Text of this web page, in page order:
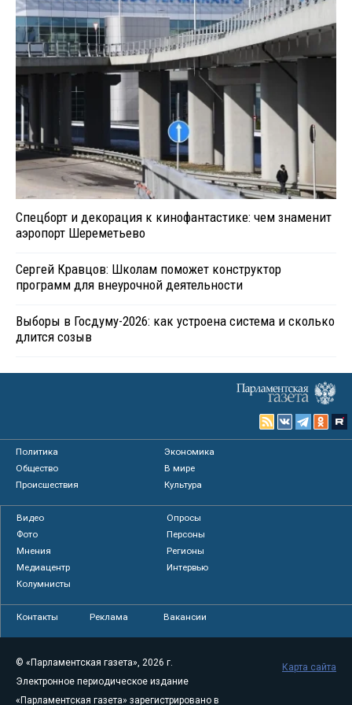
Спецборт и декорация к кинофантастике: чем знаменит
аэропорт Шереметьево
Сергей Кравцов: Школам поможет конструктор
программ для внеурочной деятельности
Выборы в Госдуму-2026: как устроена система и сколько
длится созыв
Политика
Экономика
Общество
В мире
Происшествия
Культура
Видео
Опросы
Фото
Персоны
Мнения
Регионы
Медиацентр
Интервью
Колумнисты
Контакты Реклама Вакансии
© «Парламентская газета», 2026 г.
Электронное периодическое издание
«Парламентская газета» зарегистрировано в
Карта сайта